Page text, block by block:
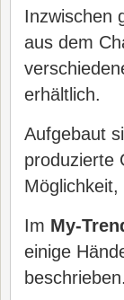
Inzwischen
aus dem
erhältlich.
Aufgebaut
produzierte
Im My-
einige